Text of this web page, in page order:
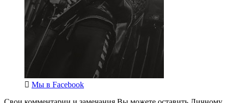
Мы в Facebook